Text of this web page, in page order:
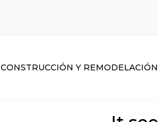
CONSTRUCCIÓN Y REMODELACIÓN